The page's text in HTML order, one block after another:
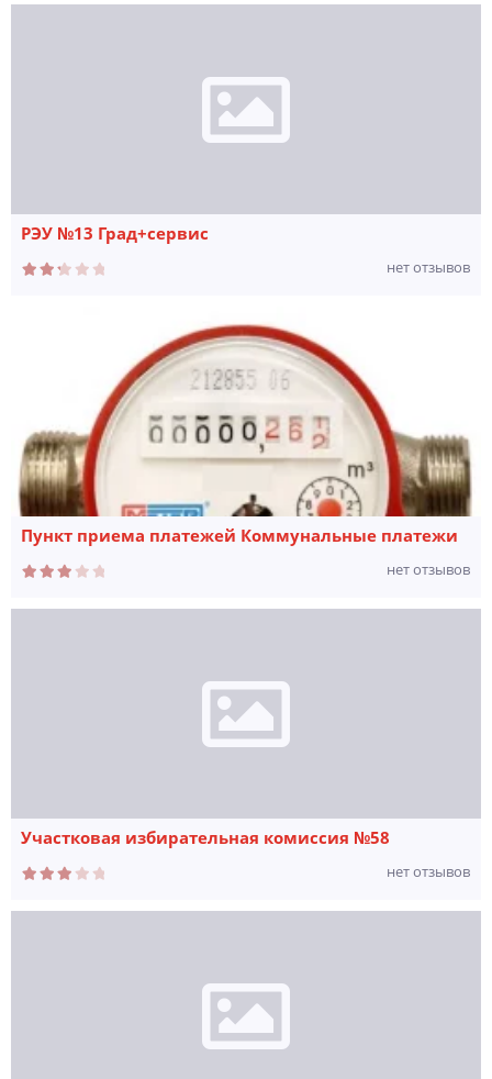
РЭУ №13 Град+сервис
нет отзывов
Пункт приема платежей Коммунальные платежи
нет отзывов
Участковая избирательная комиссия №58
нет отзывов